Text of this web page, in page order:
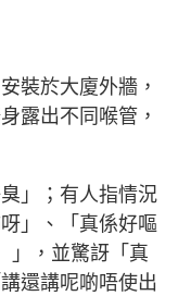
裝於大廈外牆，
露出不同喉管，
」；有人指情況
」、「真係好嘔
」，並驚訝「真
還講呢啲唔使出